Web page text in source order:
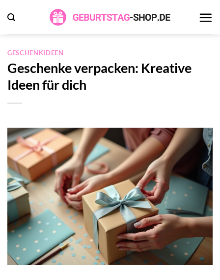
Inhalt
springen
GESCHENKIDEEN
Geschenke verpacken: Kreative
Ideen für dich